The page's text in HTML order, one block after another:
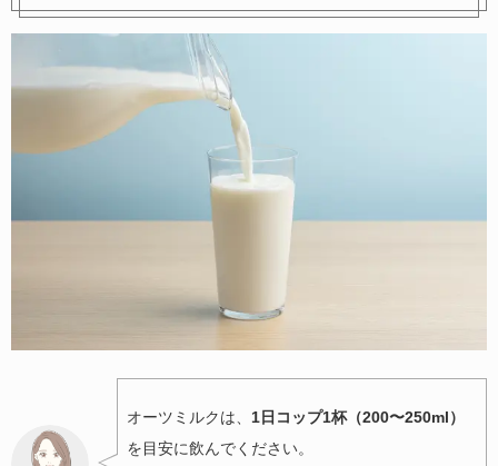
オーツミルクは、 1日コップ1杯（200〜250ml）
を目安に飲んでください。